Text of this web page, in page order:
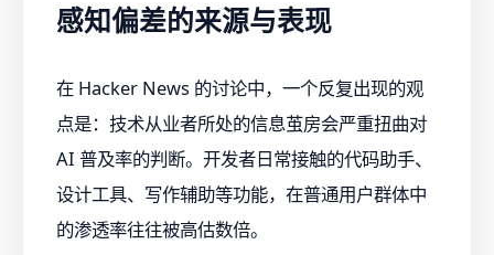
感知偏差的来源与表现
在 Hacker News 的讨论中，一个反复出现的观
点是：技术从业者所处的信息茧房会严重扭曲对
AI 普及率的判断。开发者日常接触的代码助手、
设计工具、写作辅助等功能，在普通用户群体中
的渗透率往往被高估数倍。